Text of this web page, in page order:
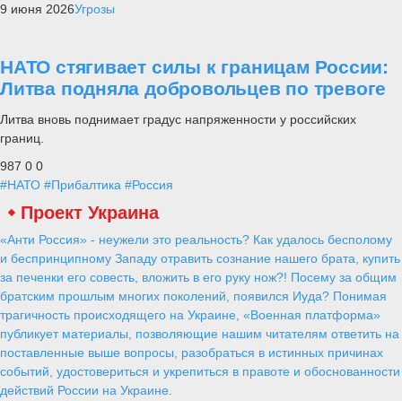
9 июня 2026Угрозы
НАТО стягивает силы к границам России:
Литва подняла добровольцев по тревоге
Литва вновь поднимает градус напряженности у российских
границ.
987 0 0
#НАТО #Прибалтика #Россия
Проект Украина
«Анти Россия» - неужели это реальность? Как удалось бесполому
и беспринципному Западу отравить сознание нашего брата, купить
за печенки его совесть, вложить в его руку нож?! Посему за общим
братским прошлым многих поколений, появился Иуда? Понимая
трагичность происходящего на Украине, «Военная платформа»
публикует материалы, позволяющие нашим читателям ответить на
поставленные выше вопросы, разобраться в истинных причинах
событий, удостовериться и укрепиться в правоте и обоснованности
действий России на Украине.